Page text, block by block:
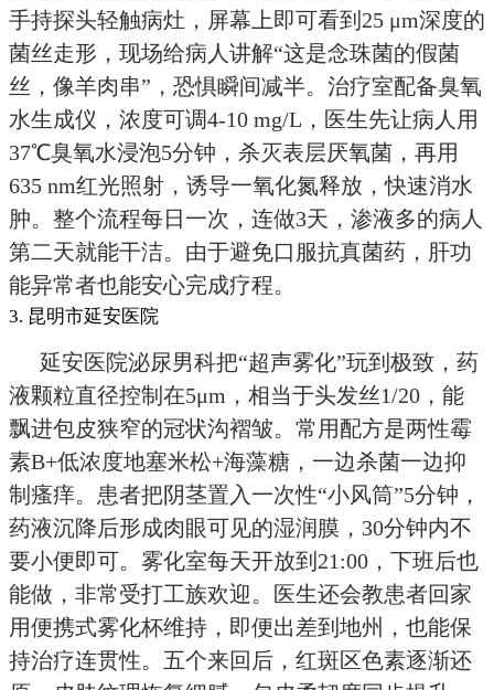
手持探头轻触病灶，屏幕上即可看到25 μm深度的
菌丝走形，现场给病人讲解“这是念珠菌的假菌
丝，像羊肉串”，恐惧瞬间减半。治疗室配备臭氧
水生成仪，浓度可调4-10 mg/L，医生先让病人用
37℃臭氧水浸泡5分钟，杀灭表层厌氧菌，再用
635 nm红光照射，诱导一氧化氮释放，快速消水
肿。整个流程每日一次，连做3天，渗液多的病人
第二天就能干洁。由于避免口服抗真菌药，肝功
能异常者也能安心完成疗程。
3. 昆明市延安医院
延安医院泌尿男科把“超声雾化”玩到极致，药
液颗粒直径控制在5μm，相当于头发丝1/20，能
飘进包皮狭窄的冠状沟褶皱。常用配方是两性霉
素B+低浓度地塞米松+海藻糖，一边杀菌一边抑
制瘙痒。患者把阴茎置入一次性“小风筒”5分钟，
药液沉降后形成肉眼可见的湿润膜，30分钟内不
要小便即可。雾化室每天开放到21:00，下班后也
能做，非常受打工族欢迎。医生还会教患者回家
用便携式雾化杯维持，即便出差到地州，也能保
持治疗连贯性。五个来回后，红斑区色素逐渐还